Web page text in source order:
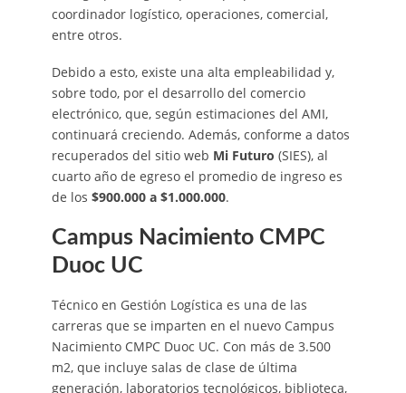
coordinador logístico, operaciones, comercial,
entre otros.
Debido a esto, existe una alta empleabilidad y,
sobre todo, por el desarrollo del comercio
electrónico, que, según estimaciones del AMI,
continuará creciendo. Además, conforme a datos
recuperados del sitio web Mi Futuro (SIES), al
cuarto año de egreso el promedio de ingreso es
de los $900.000 a $1.000.000.
Campus Nacimiento CMPC
Duoc UC
Técnico en Gestión Logística es una de las
carreras que se imparten en el nuevo Campus
Nacimiento CMPC Duoc UC. Con más de 3.500
m2, que incluye salas de clase de última
generación, laboratorios tecnológicos, biblioteca,